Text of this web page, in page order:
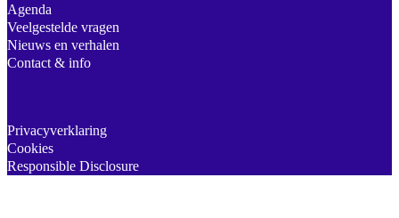
Agenda
Veelgestelde vragen
Nieuws en verhalen
Contact & info
Privacyverklaring
Cookies
Responsible Disclosure